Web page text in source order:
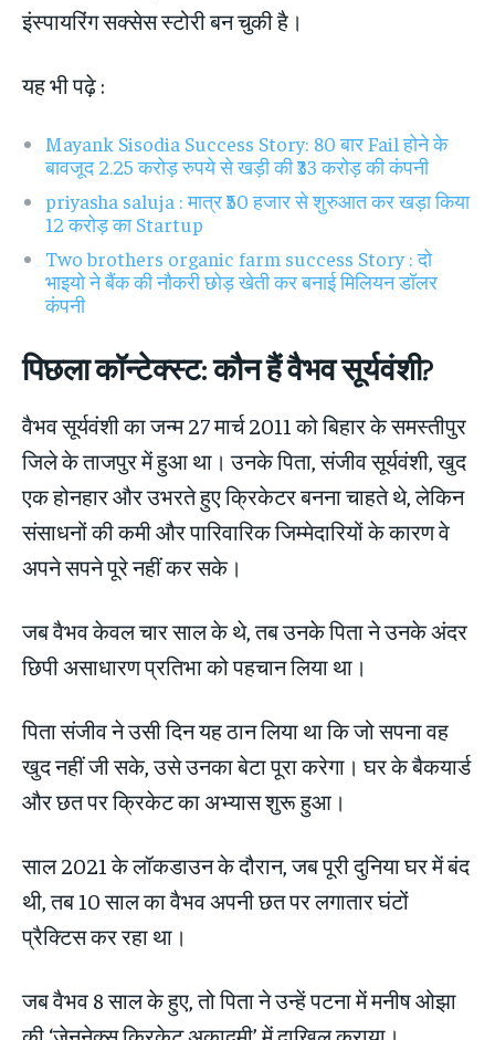
इंस्पायरिंग सक्सेस स्टोरी बन चुकी है।
यह भी पढ़े :
Mayank Sisodia Success Story: 80 बार Fail होने के
बावजूद 2.25 करोड़ रुपये से खड़ी की ₹33 करोड़ की कंपनी
priyasha saluja : मात्र ₹50 हजार से शुरुआत कर खड़ा किया
12 करोड़ का Startup
Two brothers organic farm success Story : दो
भाइयो ने बैंक की नौकरी छोड़ खेती कर बनाई मिलियन डॉलर
कंपनी
पिछला कॉन्टेक्स्ट: कौन हैं वैभव सूर्यवंशी?
वैभव सूर्यवंशी का जन्म 27 मार्च 2011 को बिहार के समस्तीपुर
जिले के ताजपुर में हुआ था। उनके पिता, संजीव सूर्यवंशी, खुद
एक होनहार और उभरते हुए क्रिकेटर बनना चाहते थे, लेकिन
संसाधनों की कमी और पारिवारिक जिम्मेदारियों के कारण वे
अपने सपने पूरे नहीं कर सके।
जब वैभव केवल चार साल के थे, तब उनके पिता ने उनके अंदर
छिपी असाधारण प्रतिभा को पहचान लिया था।
पिता संजीव ने उसी दिन यह ठान लिया था कि जो सपना वह
खुद नहीं जी सके, उसे उनका बेटा पूरा करेगा। घर के बैकयार्ड
और छत पर क्रिकेट का अभ्यास शुरू हुआ।
साल 2021 के लॉकडाउन के दौरान, जब पूरी दुनिया घर में बंद
थी, तब 10 साल का वैभव अपनी छत पर लगातार घंटों
प्रैक्टिस कर रहा था।
जब वैभव 8 साल के हुए, तो पिता ने उन्हें पटना में मनीष ओझा